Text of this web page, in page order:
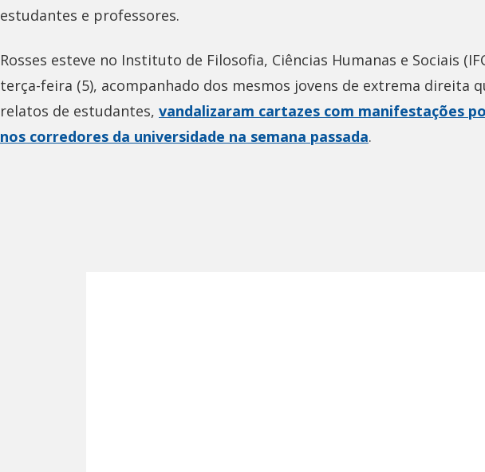
estudantes e professores.
Rosses esteve no Instituto de Filosofia, Ciências Humanas e Sociais
terça-feira (5), acompanhado dos mesmos jovens de extrema direita
relatos de estudantes, vandalizaram cartazes com manifestações
nos corredores da universidade na semana passada.